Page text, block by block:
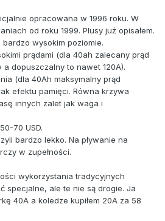
opracowana w 1996 roku. W
od roku 1999. Plusy już opisałem.
wysokim poziomie.
prądami (dla 40ah zalecany prąd
a dopuszczalny to nawet 120A).
(dla 40Ah maksymalny prąd
efektu pamięci. Równa krzywa
innych zalet jak waga i
70 USD.
bardzo lekko. Na pływanie na
w zupełności.
wykorzystania tradycyjnych
specjalne, ale te nie są drogie. Ja
40A a koledze kupiłem 20A za 58